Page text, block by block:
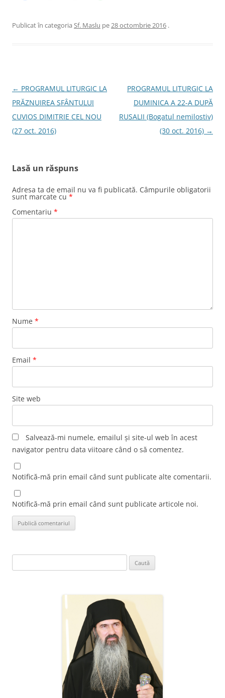
Publicat în categoria Sf. Maslu pe28 octombrie 2016 .
Navigare
în
articole
← PROGRAMUL LITURGIC LA
PRĂZNUIREA SFÂNTULUI
CUVIOS DIMITRIE CEL NOU
(27 oct. 2016)
PROGRAMUL LITURGIC LA
DUMINICA A 22-A DUPĂ
RUSALII (Bogatul nemilostiv)
(30 oct. 2016) →
Lasă un răspuns
Adresa ta de email nu va fi publicată. Câmpurile obligatorii
sunt marcate cu *
Comentariu *
Nume *
Email *
Site web
Salvează-mi numele, emailul și site-ul web în acest
navigator pentru data viitoare când o să comentez.
Notifică-mă prin email când sunt publicate alte comentarii.
Notifică-mă prin email când sunt publicate articole noi.
după: